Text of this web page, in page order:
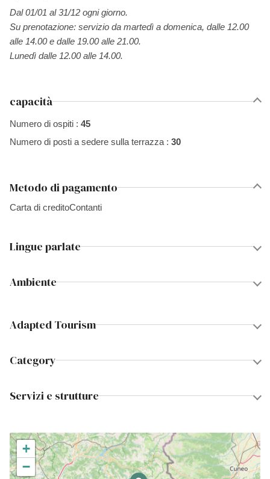
Dal 01/01 al 31/12 ogni giorno.
Su prenotazione: servizio da martedì a domenica, dalle 12.00
alle 14.00 e dalle 19.00 alle 21.00.
Lunedì dalle 12.00 alle 14.00.
capacità
Numero di ospiti : 45
Numero di posti a sedere sulla terrazza : 30
Metodo di pagamento
Carta di creditoContanti
Lingue parlate
Ambiente
Adapted Tourism
Category
Servizi e strutture
+
−